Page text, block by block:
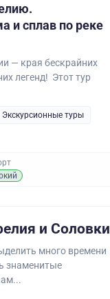
и сплав по реке
— края бескрайних
легенд! Этот тур
Экскурсионные туры
и Соловки
много времени
знаменитые